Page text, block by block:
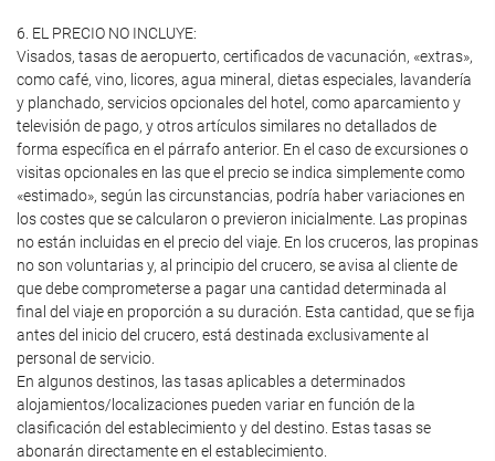
6. EL PRECIO NO INCLUYE:
Visados, tasas de aeropuerto, certificados de vacunación, «extras»,
como café, vino, licores, agua mineral, dietas especiales, lavandería
y planchado, servicios opcionales del hotel, como aparcamiento y
televisión de pago, y otros artículos similares no detallados de
forma específica en el párrafo anterior. En el caso de excursiones o
visitas opcionales en las que el precio se indica simplemente como
«estimado», según las circunstancias, podría haber variaciones en
los costes que se calcularon o previeron inicialmente. Las propinas
no están incluidas en el precio del viaje. En los cruceros, las propinas
no son voluntarias y, al principio del crucero, se avisa al cliente de
que debe comprometerse a pagar una cantidad determinada al
final del viaje en proporción a su duración. Esta cantidad, que se fija
antes del inicio del crucero, está destinada exclusivamente al
personal de servicio.
En algunos destinos, las tasas aplicables a determinados
alojamientos/localizaciones pueden variar en función de la
clasificación del establecimiento y del destino. Estas tasas se
abonarán directamente en el establecimiento.